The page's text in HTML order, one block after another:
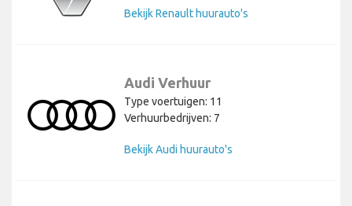
Bekijk Renault huurauto's
Audi Verhuur
Type voertuigen: 11
Verhuurbedrijven: 7
Bekijk Audi huurauto's